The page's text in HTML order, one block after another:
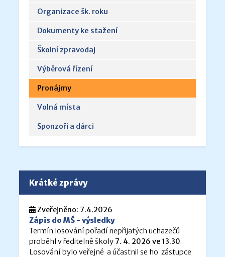
Organizace šk. roku
Dokumenty ke stažení
Školní zpravodaj
Výběrová řízení
Pronájmy
Volná místa
Sponzoři a dárci
Krátké zprávy
Zveřejněno: 7.4.2026
Zápis do MŠ - výsledky
Termín losování pořadí nepřijatých uchazečů
proběhl v ředitelně školy 7. 4. 2026 ve 13.30.
Losování bylo veřejné a účastnil se ho zástupce